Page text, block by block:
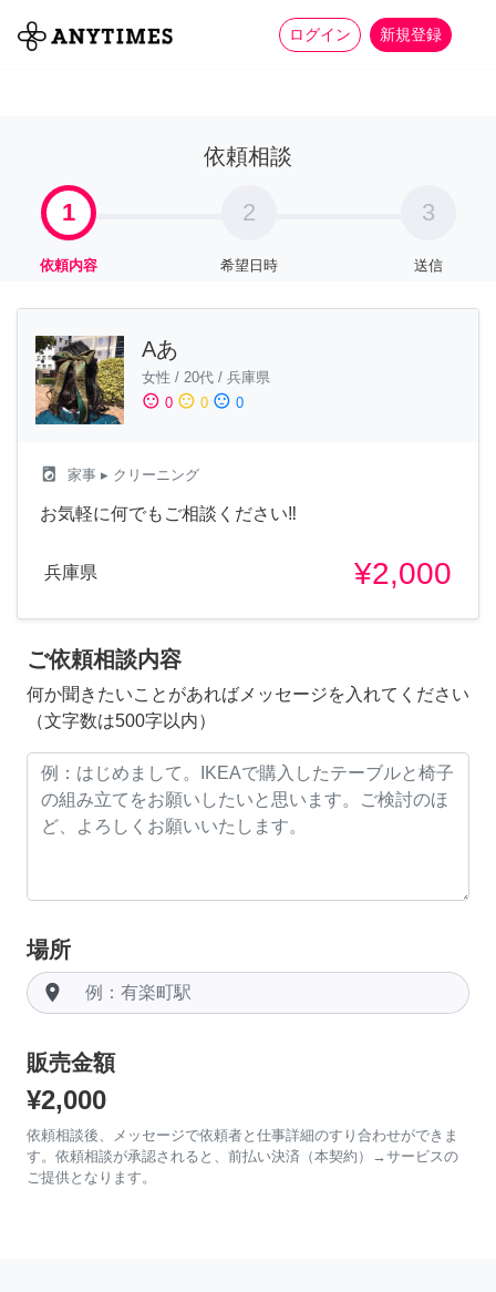
ログイン 新規登録
全て 家事 more_horiz
依頼相談
1
依頼内容
2
希望日時
3
送信
Aあ
女性 / 20代 / 兵庫県
sentiment_satisfied 0 sentiment_neutral 0 sentiment_dissatisfied 0
local_laundry_service 家事 ▸ クリーニング
お気軽に何でもご相談ください‼︎
兵庫県 ¥2,000
ご依頼相談内容
何か聞きたいことがあればメッセージを入れてください
（文字数は500字以内）
場所
room
販売金額
¥2,000
依頼相談後、メッセージで依頼者と仕事詳細のすり合わせができま
す。依頼相談が承認されると、前払い決済（本契約）→サービスの
ご提供となります。